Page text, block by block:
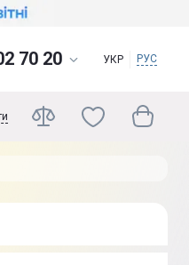
70 20 УКР РУС